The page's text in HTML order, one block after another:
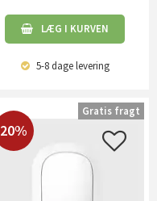
LÆG I KURVEN
5-8 dagelevering
20%
Gratis fragt